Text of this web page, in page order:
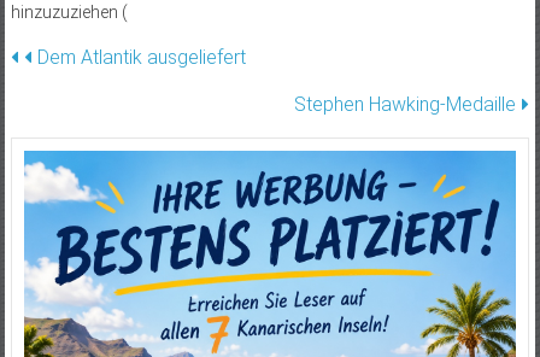
hinzuzuziehen (
Beitragsnavigation
Dem Atlantik ausgeliefert
Stephen Hawking-Medaille